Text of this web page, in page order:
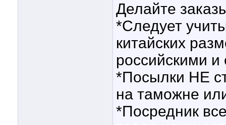
Делайте
*Следует
китайских
российскими
*Посылки НЕ
на таможне
*Посредник